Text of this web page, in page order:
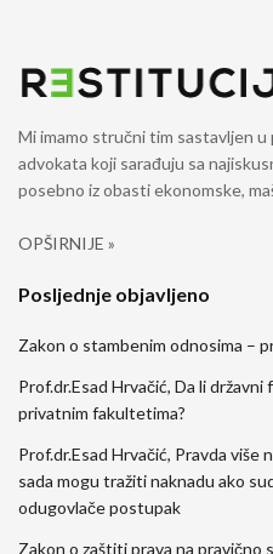
Mi imamo stručni tim sastavljen
advokata koji sarađuju sa
posebno iz obasti ekonomske,
OPŠIRNIJE »
Posljednje objavljeno
Zakon o stambenim odnosima –
Prof.dr.Esad Hrvačić, Da li
privatnim fakultetima?
Prof.dr.Esad Hrvačić, Pravda više
sada mogu tražiti naknadu ako
odugovlače postupak
Zakon o zaštiti prava na pravično